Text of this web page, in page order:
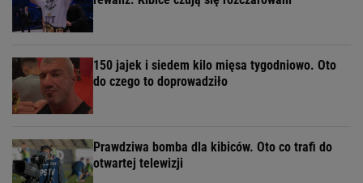
150 jajek i siedem kilo mięsa tygodniowo. Oto
do czego to doprowadziło
Prawdziwa bomba dla kibiców. Oto co trafi do
otwartej telewizji